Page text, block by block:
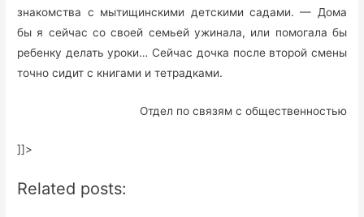
знакомства с мытищинскими детскими садами. — Дома
бы я сейчас со своей семьей ужинала, или помогала бы
ребенку делать уроки… Сейчас дочка после второй смены
точно сидит с книгами и тетрадками.
Отдел по связям с общественностью
]]>
Related posts: